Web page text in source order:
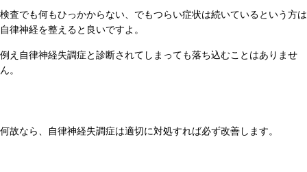
検査でも何もひっかからない、でもつらい症状は続いているという方は
自律神経を整えると良いですよ。
例え自律神経失調症と診断されてしまっても落ち込むことはありませ
ん。
何故なら、自律神経失調症は適切に対処すれば必ず改善します。